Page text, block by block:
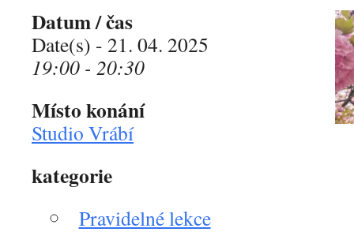
Datum / čas
Date(s) - 21. 04. 2025
19:00 - 20:30
Místo konání
Studio Vrábí
kategorie
Pravidelné lekce